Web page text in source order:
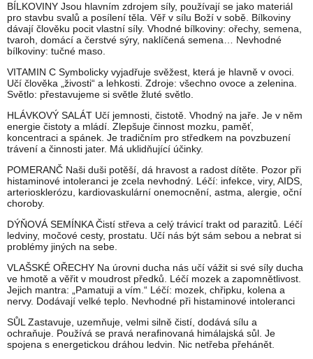
BÍLKOVINY Jsou hlavním zdrojem síly, používají se jako materiál
pro stavbu svalů a posílení těla. Věř v sílu Boží v sobě. Bílkoviny
dávají člověku pocit vlastní síly. Vhodné bílkoviny: ořechy, semena,
tvaroh, domácí a čerstvé sýry, naklíčená semena… Nevhodné
bílkoviny: tučné maso.
VITAMIN C Symbolicky vyjadřuje svěžest, která je hlavně v ovoci.
Učí člověka „živosti“ a lehkosti. Zdroje: všechno ovoce a zelenina.
Světlo: přestavujeme si světle žluté světlo.
HLÁVKOVÝ SALÁT Učí jemnosti, čistotě. Vhodný na jaře. Je v něm
energie čistoty a mládí. Zlepšuje činnost mozku, paměť,
koncentraci a spánek. Je tradičním pro středkem na povzbuzení
trávení a činnosti jater. Má uklidňující účinky.
POMERANČ Naši duši potěší, dá hravost a radost dítěte. Pozor při
histaminové intoleranci je zcela nevhodný. Léčí: infekce, viry, AIDS,
arteriosklerózu, kardiovaskulární onemocnění, astma, alergie, oční
choroby.
DÝŇOVÁ SEMÍNKA Čistí střeva a celý trávicí trakt od parazitů. Léčí
ledviny, močové cesty, prostatu. Učí nás být sám sebou a nebrat si
problémy jiných na sebe.
VLAŠSKÉ OŘECHY Na úrovni ducha nás učí vážit si své síly ducha
ve hmotě a věřit v moudrost předků. Léčí mozek a zapomnětlivost.
Jejich mantra: „Pamatuji a vím.“ Léčí: mozek, chřipku, kolena a
nervy. Dodávají velké teplo. Nevhodné při histaminové intoleranci
SŮL Zastavuje, uzemňuje, velmi silně čistí, dodává sílu a
ochraňuje. Používá se pravá nerafinovaná himálajská sůl. Je
spojena s energetickou dráhou ledvin. Nic netřeba přehánět.